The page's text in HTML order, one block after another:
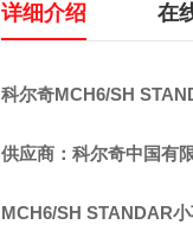
详细介绍 在
科尔奇MCH6/SH
供应商：科尔奇中国有
MCH6/SH STANDAR